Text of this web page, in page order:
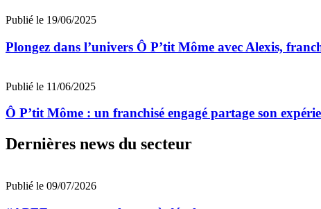
Publié le 19/06/2025
Plongez dans l’univers Ô P’tit Môme avec Alexis,
Publié le 11/06/2025
Ô P’tit Môme : un franchisé engagé partage son
Dernières news du secteur
Publié le 09/07/2026